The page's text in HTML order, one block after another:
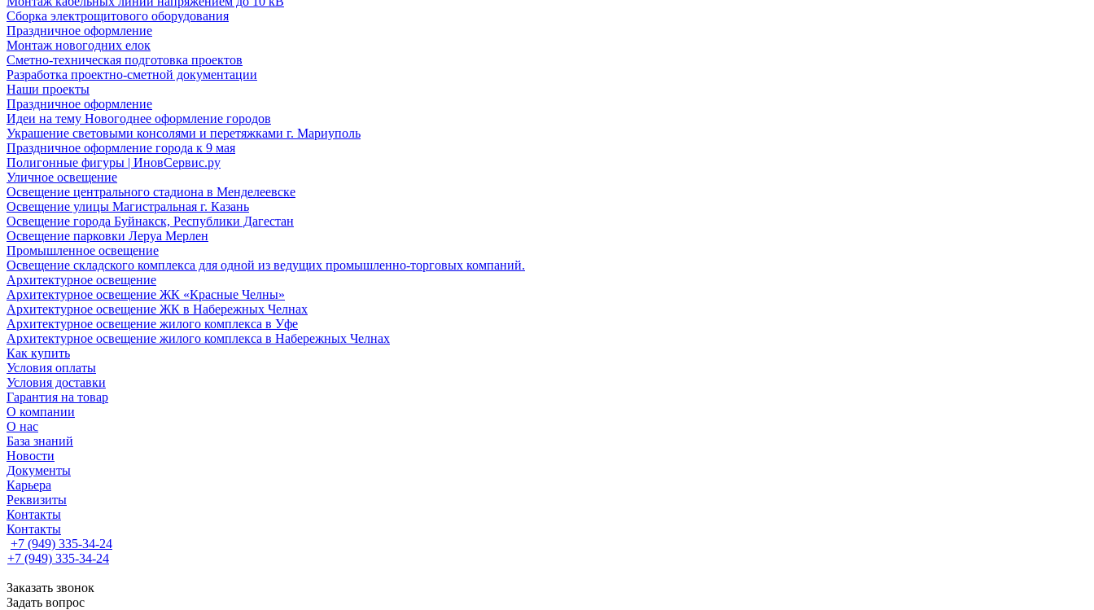
Сборка электрощитового оборудования
Праздничное оформление
Монтаж новогодних елок
Сметно-техническая подготовка проектов
Разработка проектно-сметной документации
Наши проекты
Праздничное оформление
Идеи на тему Новогоднее оформление городов
Украшение световыми консолями и перетяжками г. Мариуполь
Праздничное оформление города к 9 мая
Полигонные фигуры | ИновСервис.ру
Уличное освещение
Освещение центрального стадиона в Менделеевске
Освещение улицы Магистральная г. Казань
Освещение города Буйнакск, Республики Дагестан
Освещение парковки Леруа Мерлен
Промышленное освещение
Освещение складского комплекса для одной из ведущих промышленно-торговых компаний.
Архитектурное освещение
Архитектурное освещение ЖК «Красные Челны»
Архитектурное освещение ЖК в Набережных Челнах
Архитектурное освещение жилого комплекса в Уфе
Архитектурное освещение жилого комплекса в Набережных Челнах
Как купить
Условия оплаты
Условия доставки
Гарантия на товар
О компании
О нас
База знаний
Новости
Документы
Карьера
Реквизиты
Контакты
Контакты
+7 (949) 335-34-24
+7 (949) 335-34-24
Заказать звонок
Задать вопрос